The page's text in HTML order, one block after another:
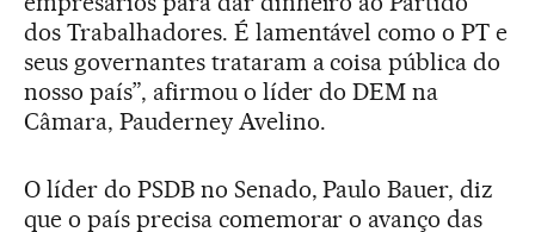
dos Trabalhadores. É lamentável como o PT e
seus governantes trataram a coisa pública do
nosso país”, afirmou o líder do DEM na
Câmara, Pauderney Avelino.
O líder do PSDB no Senado, Paulo Bauer, diz
que o país precisa comemorar o avanço das